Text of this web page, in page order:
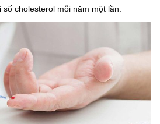
cholesterol mỗi năm một lần.